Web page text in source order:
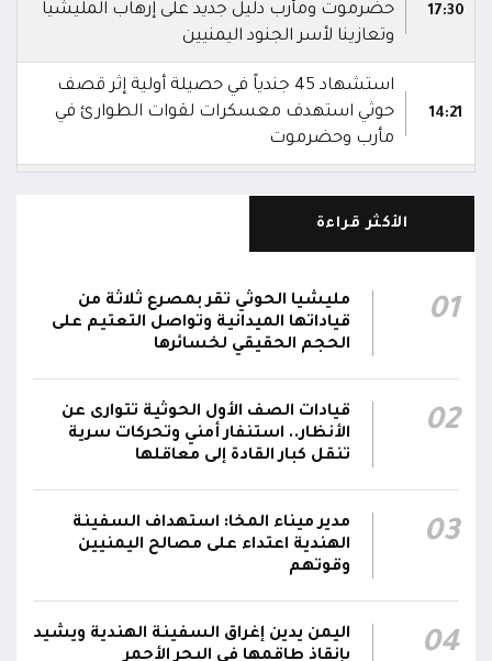
17:30
حضرموت ومأرب دليل جديد على إرهاب المليشيا
وتعازينا لأسر الجنود اليمنيين
14:21
استشهاد 45 جندياً في حصيلة أولية إثر قصف
حوثي استهدف معسكرات لقوات الطوارئ في
مأرب وحضرموت
معسكرين لقوات الطوارئ في منطقة الرويك
01:20
الدفاعات الجوية تُسقط مُسيرة حوثية في أجواء
مدينة مأرب
00:12
الجريمة.. وتؤكد استكمال الإجراءات لإحالته إلى
القضاء
23:16
مركز الملك سلمان يوقع برنامجاً لإعادة تأهيل
وتجهيز 11 منشأة صحية في لحج والضالع
وسقطرى يستفيد منها أكثر من 112 ألف شخص
الأكثر قراءة
01
مليشيا الحوثي تقر بمصرع ثلاثة من
قياداتها الميدانية وتواصل التعتيم على
الحجم الحقيقي لخسائرها
02
قيادات الصف الأول الحوثية تتوارى عن
الأنظار.. استنفار أمني وتحركات سرية
تنقل كبار القادة إلى معاقلها
03
مدير ميناء المخا: استهداف السفينة
الهندية اعتداء على مصالح اليمنيين
وقوتهم
04
اليمن يدين إغراق السفينة الهندية ويشيد
بإنقاذ طاقمها في البحر الأحمر